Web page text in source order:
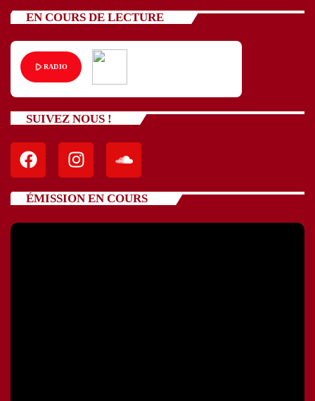
EN COURS DE LECTURE
play_arrowRADIO
SUIVEZ NOUS !
ÉMISSION EN COURS